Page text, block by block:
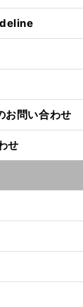
問い合わせ
せ